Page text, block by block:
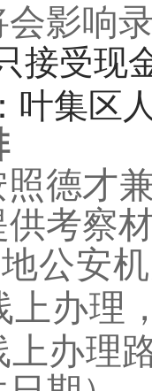
影响
接受现
叶集区
德才
考察
公安
上办理
办理